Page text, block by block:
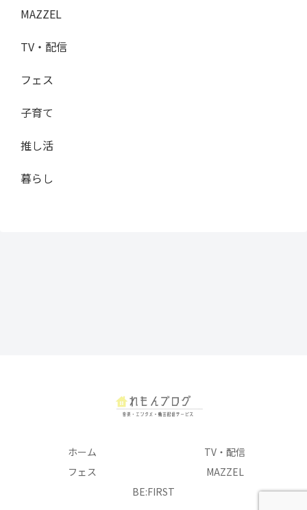
MAZZEL
TV・配信
フェス
子育て
推し活
暮らし
ホーム
TV・配信
フェス
MAZZEL
BE:FIRST